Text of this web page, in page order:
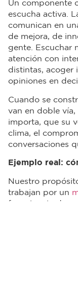
Un componente
escucha activa.
comunican en
de mejora, de
gente. Escuchar
atención con
distintas, acoger
opiniones en
Cuando se
van en doble vía,
importa, que su
clima, el
conversaciones
Ejemplo real:
Nuestro
trabajan por un
frase